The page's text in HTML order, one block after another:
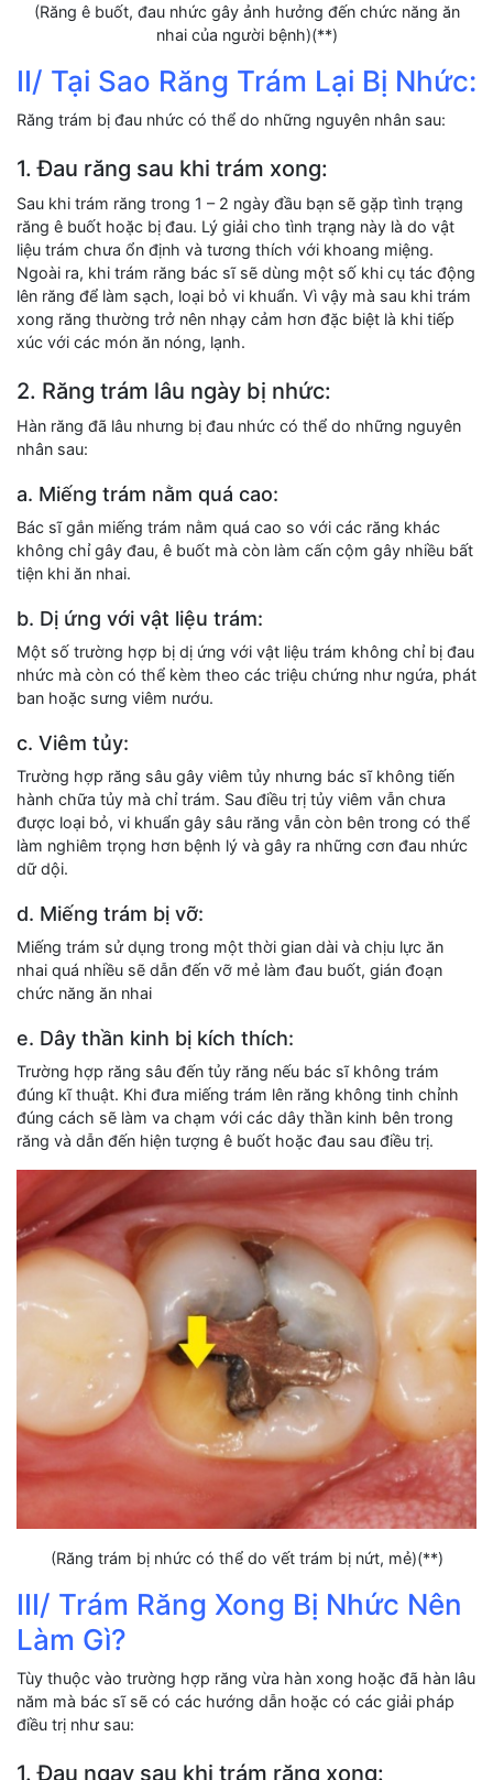
(Răng ê buốt, đau nhức gây ảnh hưởng đến chức năng ăn
nhai của người bệnh)(**)
II/ Tại Sao Răng Trám Lại Bị Nhức:
Răng trám bị đau nhức có thể do những nguyên nhân sau:
1. Đau răng sau khi trám xong:
Sau khi trám răng trong 1 – 2 ngày đầu bạn sẽ gặp tình trạng
răng ê buốt hoặc bị đau. Lý giải cho tình trạng này là do vật
liệu trám chưa ổn định và tương thích với khoang miệng.
Ngoài ra, khi trám răng bác sĩ sẽ dùng một số khi cụ tác động
lên răng để làm sạch, loại bỏ vi khuẩn. Vì vậy mà sau khi trám
xong răng thường trở nên nhạy cảm hơn đặc biệt là khi tiếp
xúc với các món ăn nóng, lạnh.
2. Răng trám lâu ngày bị nhức:
Hàn răng đã lâu nhưng bị đau nhức có thể do những nguyên
nhân sau:
a. Miếng trám nằm quá cao:
Bác sĩ gắn miếng trám nằm quá cao so với các răng khác
không chỉ gây đau, ê buốt mà còn làm cấn cộm gây nhiều bất
tiện khi ăn nhai.
b. Dị ứng với vật liệu trám:
Một số trường hợp bị dị ứng với vật liệu trám không chỉ bị đau
nhức mà còn có thể kèm theo các triệu chứng như ngứa, phát
ban hoặc sưng viêm nướu.
c. Viêm tủy:
Trường hợp răng sâu gây viêm tủy nhưng bác sĩ không tiến
hành chữa tủy mà chỉ trám. Sau điều trị tủy viêm vẫn chưa
được loại bỏ, vi khuẩn gây sâu răng vẫn còn bên trong có thể
làm nghiêm trọng hơn bệnh lý và gây ra những cơn đau nhức
dữ dội.
d. Miếng trám bị vỡ:
Miếng trám sử dụng trong một thời gian dài và chịu lực ăn
nhai quá nhiều sẽ dẫn đến vỡ mẻ làm đau buốt, gián đoạn
chức năng ăn nhai
e. Dây thần kinh bị kích thích:
Trường hợp răng sâu đến tủy răng nếu bác sĩ không trám
đúng kĩ thuật. Khi đưa miếng trám lên răng không tinh chỉnh
đúng cách sẽ làm va chạm với các dây thần kinh bên trong
răng và dẫn đến hiện tượng ê buốt hoặc đau sau điều trị.
(Răng trám bị nhức có thể do vết trám bị nứt, mẻ)(**)
III/ Trám Răng Xong Bị Nhức Nên
Làm Gì?
Tùy thuộc vào trường hợp răng vừa hàn xong hoặc đã hàn lâu
năm mà bác sĩ sẽ có các hướng dẫn hoặc có các giải pháp
điều trị như sau:
1. Đau ngay sau khi trám răng xong: